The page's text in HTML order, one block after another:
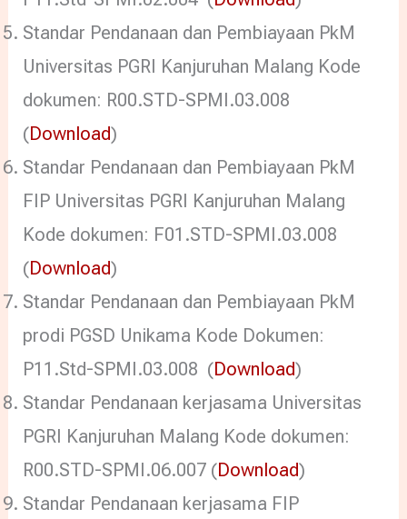
Standar Pendanaan dan Pembiayaan PkM
Universitas PGRI Kanjuruhan Malang Kode
dokumen: R00.STD-SPMI.03.008
(Download)
Standar Pendanaan dan Pembiayaan PkM
FIP Universitas PGRI Kanjuruhan Malang
Kode dokumen: F01.STD-SPMI.03.008
(Download)
Standar Pendanaan dan Pembiayaan PkM
prodi PGSD Unikama Kode Dokumen:
P11.Std-SPMI.03.008 (Download)
Standar Pendanaan kerjasama Universitas
PGRI Kanjuruhan Malang Kode dokumen:
R00.STD-SPMI.06.007 (Download)
Standar Pendanaan kerjasama FIP